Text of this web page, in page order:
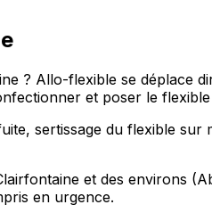
? Allo-flexible se déplace
et poser le
sertissage du flexible
et des environs
en urgence.